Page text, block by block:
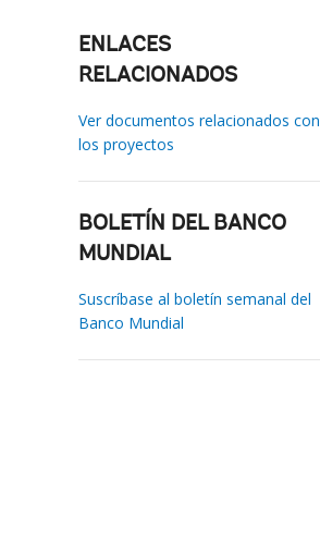
ENLACES
RELACIONADOS
Ver documentos relacionados con
los proyectos
BOLETÍN DEL BANCO
MUNDIAL
Suscríbase al boletín semanal del
Banco Mundial